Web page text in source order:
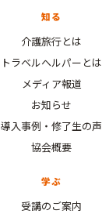
知る
介護旅行とは
トラベルヘルパーとは
メディア報道
お知らせ
導入事例・修了生の声
協会概要
学ぶ
受講のご案内